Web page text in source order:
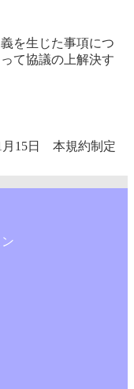
を生じた事項につ
て協議の上解決す
月15日 本規約制定